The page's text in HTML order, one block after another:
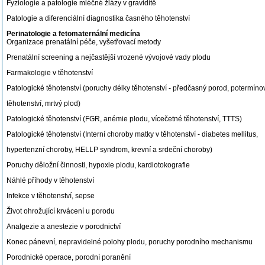
Fyziologie a patologie mléčné žlázy v graviditě
Patologie a diferenciální diagnostika časného těhotenství
Perinatologie a fetomaternální medicína
Organizace prenatální péče, vyšetřovací metody
Prenatální screening a nejčastější vrozené vývojové vady plodu
Farmakologie v těhotenství
Patologické těhotenství (poruchy délky těhotenství - předčasný porod,
těhotenství, mrtvý plod)
Patologické těhotenství (FGR, anémie plodu, vícečetné těhotenství, TTTS)
Patologické těhotenství (Interní choroby matky v těhotenství - diabetes mellitus,
hypertenzní choroby, HELLP syndrom, krevní a srdeční choroby)
Poruchy děložní činnosti, hypoxie plodu, kardiotokografie
Náhlé příhody v těhotenství
Infekce v těhotenství, sepse
Život ohrožující krvácení u porodu
Analgezie a anestezie v porodnictví
Konec pánevní, nepravidelné polohy plodu, poruchy porodního mechanismu
Porodnické operace, porodní poranění